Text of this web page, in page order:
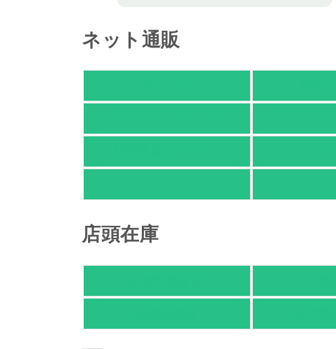
ネット通販
店頭在庫